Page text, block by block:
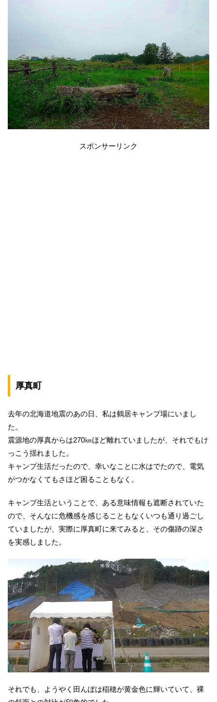
スポンサーリンク
厚真町
去年の北海道地震のあの日、私は鶴居キャンプ場にいまし
た。
震源地の厚真からは270㎞ほど離れていましたが、それでもけ
っこう揺れました。
キャンプ生活だったので、幸いなことに水はでたので、電気
がつかなくてもさほど困ることもなく。
キャンプ生活ということで、ある意味情報も遮断されていた
ので、そんなに危機感を感じることもなくいつも通り過ごし
ていましたが、実際に厚真町に来てみると、その傷跡の深さ
を実感しました。
それでも、ようやく田んぼは稲穂が黄金色に輝いていて、裸